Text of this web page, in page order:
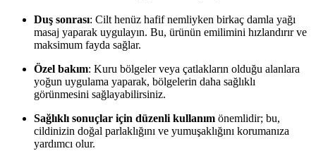
Duş sonrası: Cilt henüz hafif nemliyken birkaç damla yağı
masaj yaparak uygulayın. Bu, ürünün emilimini hızlandırır ve
maksimum fayda sağlar.
Özel bakım: Kuru bölgeler veya çatlakların olduğu alanlara
yoğun uygulama yaparak, bölgelerin daha sağlıklı
görünmesini sağlayabilirsiniz.
Sağlıklı sonuçlar için düzenli kullanım önemlidir; bu,
cildinizin doğal parlaklığını ve yumuşaklığını korumanıza
yardımcı olur.